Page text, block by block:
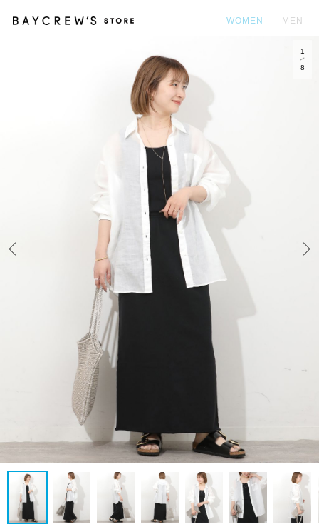
WOMEN MEN
1
8